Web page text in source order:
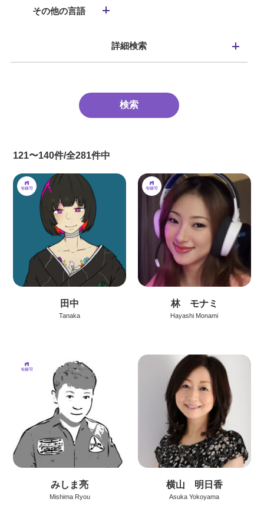
その他の言語
詳細検索
121〜140件/全281件中
田中
Tanaka
林 モナミ
Hayashi Monami
みしま亮
Mishima Ryou
横山 明日香
Asuka Yokoyama